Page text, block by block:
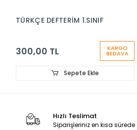
TÜRKÇE DEFTERİM 1.SINIF
300,00 TL KARGO
BEDAVA
Sepete Ekle
Hızlı Teslimat
Siparişleriniz en kısa sürede